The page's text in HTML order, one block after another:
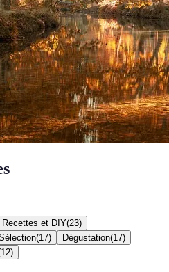
Recettes et DIY(23)
(17) Dégustation(17)
12)